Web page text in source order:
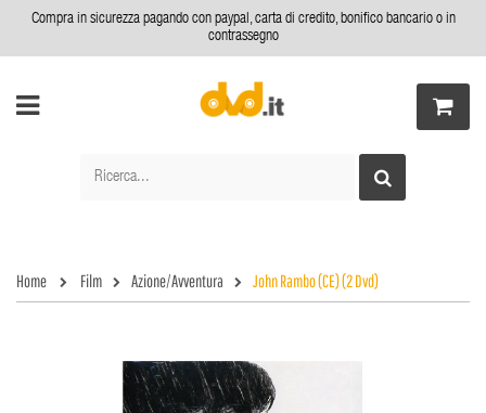
Compra in sicurezza pagando con paypal, carta di credito, bonifico bancario o in
contrassegno
Home Film Azione/Avventura John Rambo (CE) (2 Dvd)